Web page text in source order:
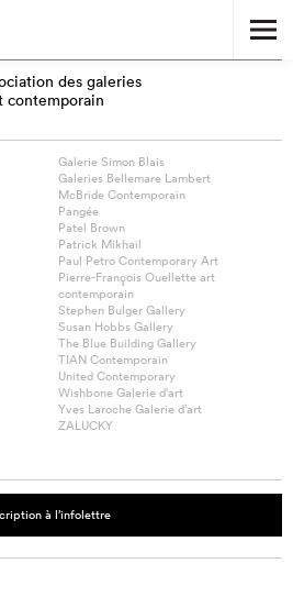
des galeries
contemporain
Galerie Simon Blais
Galeries Bellemare Lambert
McBride Contemporain
Pangée
Patel Brown
Patrick Mikhail
Paul Petro Contemporary Art
Pierre-François Ouellette art
contemporain
Stephen Bulger Gallery
Susan Hobbs Gallery
The Blue Building Gallery
TIAN Contemporain
United Contemporary
Wishbone Galerie d’art
Yves Laroche Galerie d’art
ZALUCKY
à l’infolettre